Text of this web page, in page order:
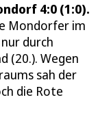
4:0 (1:0).
Mondorfer im
durch
(20.). Wegen
sah der
die Rote